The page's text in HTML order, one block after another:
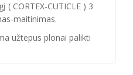
CORTEX-CUTICLE ) 3
maitinimas.
užtepus plonai palikti